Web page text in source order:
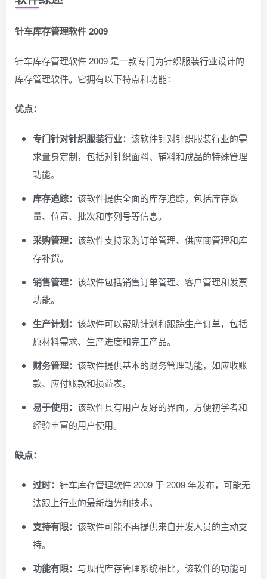
针车库存管理软件 2009
针车库存管理软件 2009 是一款专门为针织服装行业设计的
库存管理软件。它拥有以下特点和功能：
优点：
专门针对针织服装行业： 该软件针对针织服装行业的需
求量身定制，包括对针织面料、辅料和成品的特殊管理
功能。
库存追踪： 该软件提供全面的库存追踪，包括库存数
量、位置、批次和序列号等信息。
采购管理： 该软件支持采购订单管理、供应商管理和库
存补货。
销售管理： 该软件包括销售订单管理、客户管理和发票
功能。
生产计划： 该软件可以帮助计划和跟踪生产订单，包括
原材料需求、生产进度和完工产品。
财务管理： 该软件提供基本的财务管理功能，如应收账
款、应付账款和损益表。
易于使用： 该软件具有用户友好的界面，方便初学者和
经验丰富的用户使用。
缺点：
过时： 针车库存管理软件 2009 于 2009 年发布，可能无
法跟上行业的最新趋势和技术。
支持有限： 该软件可能不再提供来自开发人员的主动支
持。
功能有限： 与现代库存管理系统相比，该软件的功能可